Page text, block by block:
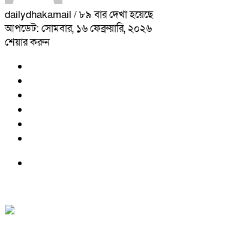
dailydhakamail / ৮৯ বার দেখা হয়েছে
আপডেট: সোমবার, ১৬ ফেব্রুয়ারি, ২০২৬
শেয়ার করুন